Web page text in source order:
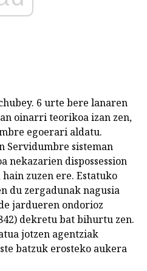
6 urte bere lanaren
oinarri teorikoa izan zen,
egoerari aldatu.
Servidumbre sisteman
nekazarien dispossession
zuzen ere. Estatuko
du zergadunak nagusia
jardueren ondorioz
dekretu bat bihurtu zen.
jotzen agentziak
batzuk erosteko aukera